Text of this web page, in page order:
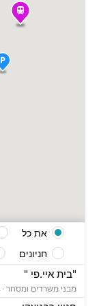
"בית איי.פי "
מבני משרדים ומסחר ·
את כל
חניונים